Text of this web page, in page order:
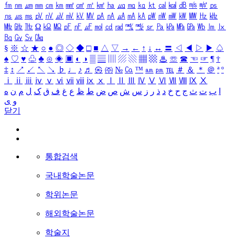
㎙ ㎚ ㎛ ㎜ ㎝ ㎞ ㎟ ㎠ ㎡ ㎢ ㏊ ㎍ ㎎ ㎏ ㏏ ㎈ ㎉ ㏈ ㎧ ㎨ ㎰
㎱ ㎲ ㎳ ㎴ ㎵ ㎶ ㎷ ㎸ ㎹ ㎀ ㎁ ㎂ ㎃ ㎄ ㎺ ㎻ ㎽ ㎾ ㎿ ㎐ ㎑
㎒ ㎓ ㎔ Ω ㏀ ㏁ ㎊ ㎋ ㎌ ㏖ ㏅ ㎭ ㎮ ㎯ ㏛ ㎩ ㎪ ㎫ ㎬ ㏝ ㏐
㏓
㏃ ㏉ ㏜ ㏆
§ ※ ☆ ★ ○ ● ◎ ◇ ◆ □ ■ △ ▽ → ← ↑ ↓ ↔ 〓 ◁ ◀ ▷ ▶ ♤
♠ ♡ ♥ ♧ ♣ ⊙ ◈ ▣ ◐ ◑ ▒ ▤ ▨ ▧ ▦ ▩ ♨ ☏ ☎ ☜ ☞ ¶ †
‡ ↕ ↗ ↙ ↖ ↘ ♭ ♩ ♪ ♬ ㉿ ㈜ № ㏇ ™ ㏂ ㏘ ℡ ＃ ＆ ＊ ＠ ª º
ⅰ
ⅱ ⅲ ⅳ ⅴ ⅵ ⅶ ⅷ ⅸ ⅹ Ⅳ Ⅴ Ⅵ Ⅶ Ⅷ Ⅸ Ⅹ
ب ت ث ج ح خ د ذ ر ز س ش ص ض ط ظ ع غ ف ق ک ل م ن ه
و ی
닫기
통합검색
국내학술논문
학위논문
해외학술논문
학술지